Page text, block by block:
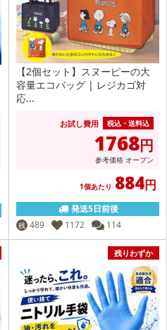
【2個セット】スヌーピーの大
容量エコバッグ | レジカゴ対
応...
お試し費用 税込・送料込
1768円
参考価格 オープン
1個あたり 884円
発送5日前後
残 489 1172 114
残りわずか